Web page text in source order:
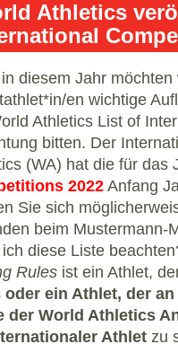
Athletics
diesem Jahr
en wichtige
Athletics List of
bitten. Der
(WA) hat die für das
2022Anfang
Sie sich
beim Mustermann-
diese Liste
Rules ist ein Athlet,
oder ein Athlet, der
der World Athletics
Athlet zu